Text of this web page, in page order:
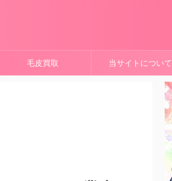
毛皮買取 当サイトについて